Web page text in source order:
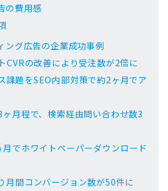
の費用感
ング広告の企業成功事例
CVRの改善により受注数が2倍に
課題をSEO内部対策で約2ヶ月でア
月程で、検索経由問い合わせ数3
でホワイトペーパーダウンロード
月間コンバージョン数が50件に